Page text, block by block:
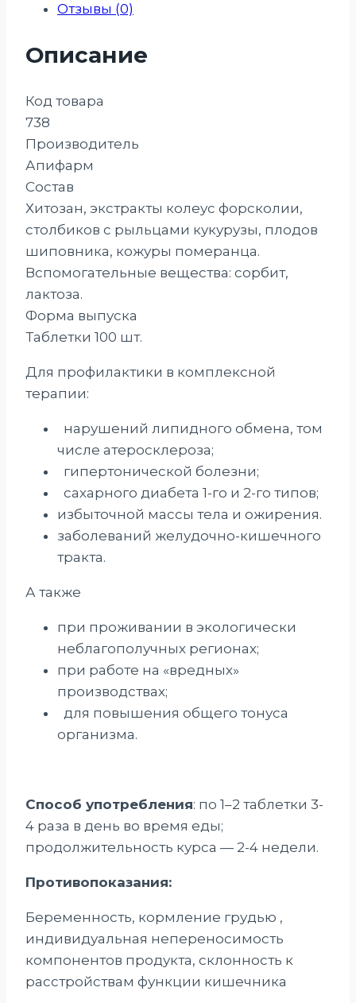
Отзывы (0)
Описание
Код товара
738
Производитель
Апифарм
Состав
Хитозан, экстракты колеус форсколии,
столбиков с рыльцами кукурузы, плодов
шиповника, кожуры померанца.
Вспомогательные вещества: сорбит,
лактоза.
Форма выпуска
Таблетки 100 шт.
Для профилактики в комплексной
терапии:
нарушений липидного обмена, том
числе атеросклероза;
гипертонической болезни;
сахарного диабета 1-го и 2-го типов;
избыточной массы тела и ожирения.
заболеваний желудочно-кишечного
тракта.
А также
при проживании в экологически
неблагополучных регионах;
при работе на «вредных»
производствах;
для повышения общего тонуса
организма.
Способ употребления: по 1–2 таблетки 3-
4 раза в день во время еды;
продолжительность курса — 2-4 недели.
Противопоказания:
Беременность, кормление грудью ,
индивидуальная непереносимость
компонентов продукта, склонность к
расстройствам функции кишечника